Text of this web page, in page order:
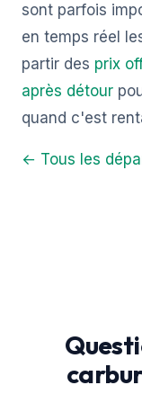
sont parfois
en temps réel
partir des prix
après détour
quand c'est
← Tous les